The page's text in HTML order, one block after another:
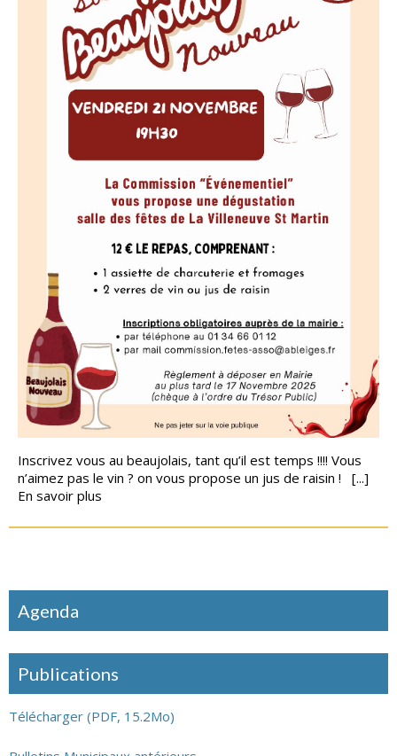
Inscrivez vous au beaujolais, tant qu’il est temps !!!! Vous
n’aimez pas le vin ? on vous propose un jus de raisin ! [...]
En savoir plus
Agenda
Publications
Télécharger (PDF, 15.2Mo)